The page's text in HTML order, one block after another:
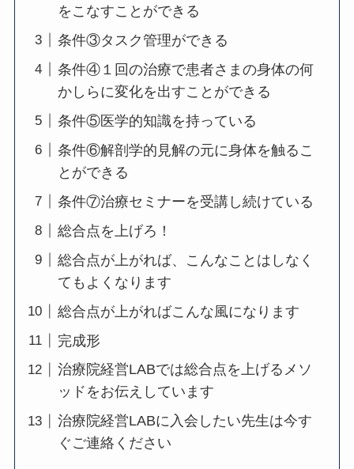
をこなすことができる
条件③タスク管理ができる
条件④１回の治療で患者さまの身体の何
かしらに変化を出すことができる
条件⑤医学的知識を持っている
条件⑥解剖学的見解の元に身体を触るこ
とができる
条件⑦治療セミナーを受講し続けている
総合点を上げろ！
総合点が上がれば、こんなことはしなく
てもよくなります
総合点が上がればこんな風になります
完成形
治療院経営LABでは総合点を上げるメソ
ッドをお伝えしています
治療院経営LABに入会したい先生は今す
ぐご連絡ください